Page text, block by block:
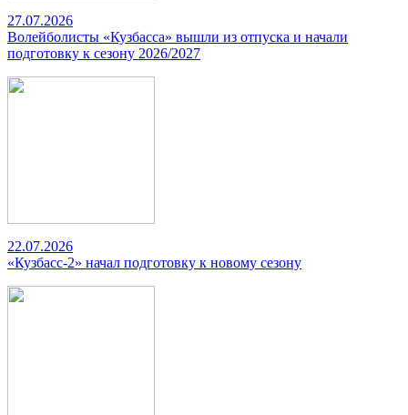
27.07.2026
Волейболисты «Кузбасса» вышли из отпуска и начали
подготовку к сезону 2026/2027
22.07.2026
«Кузбасс-2» начал подготовку к новому сезону